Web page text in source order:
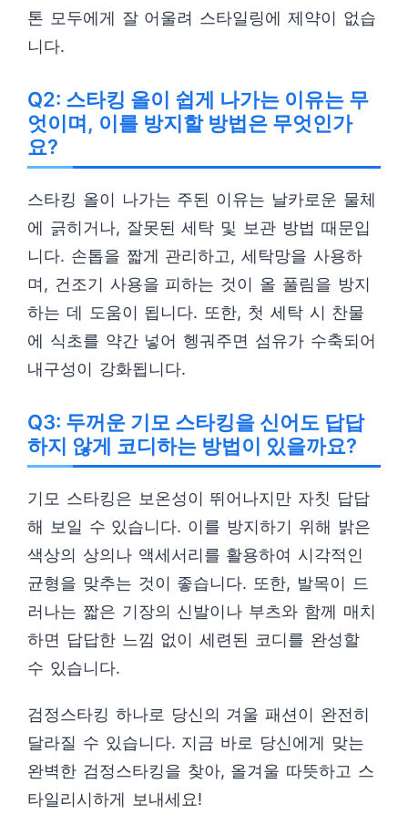
톤 모두에게 잘 어울려 스타일링에 제약이 없습
니다.
Q2: 스타킹 올이 쉽게 나가는 이유는 무
엇이며, 이를 방지할 방법은 무엇인가
요?
스타킹 올이 나가는 주된 이유는 날카로운 물체
에 긁히거나, 잘못된 세탁 및 보관 방법 때문입
니다. 손톱을 짧게 관리하고, 세탁망을 사용하
며, 건조기 사용을 피하는 것이 올 풀림을 방지
하는 데 도움이 됩니다. 또한, 첫 세탁 시 찬물
에 식초를 약간 넣어 헹궈주면 섬유가 수축되어
내구성이 강화됩니다.
Q3: 두꺼운 기모 스타킹을 신어도 답답
하지 않게 코디하는 방법이 있을까요?
기모 스타킹은 보온성이 뛰어나지만 자칫 답답
해 보일 수 있습니다. 이를 방지하기 위해 밝은
색상의 상의나 액세서리를 활용하여 시각적인
균형을 맞추는 것이 좋습니다. 또한, 발목이 드
러나는 짧은 기장의 신발이나 부츠와 함께 매치
하면 답답한 느낌 없이 세련된 코디를 완성할
수 있습니다.
검정스타킹 하나로 당신의 겨울 패션이 완전히
달라질 수 있습니다. 지금 바로 당신에게 맞는
완벽한 검정스타킹을 찾아, 올겨울 따뜻하고 스
타일리시하게 보내세요!